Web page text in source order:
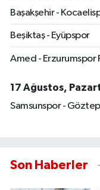
Başakşehir -
Beşiktaş - Eyüpspor
Amed - Erzurumspor
17 Ağustos,
Samsunspor -
Son Haberler